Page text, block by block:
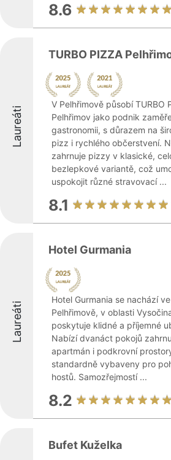
8.6
Laureáti
TURBO PIZZA
V Pelhřimově působí TURBO
Pelhřimov jako podnik
gastronomii, s důrazem na
pizz i rychlého občerstvení.
zahrnuje pizzy v klasické,
bezlepkové variantě, což
uspokojit různé stravovací ...
8.1
Laureáti
Hotel Gurmania
Hotel Gurmania se nachází
Pelhřimově, v oblasti
poskytuje klidné a příjemné
Nabízí dvanáct pokojů
apartmán i podkrovní
standardně vybaveny pro
hostů. Samozřejmostí ...
8.2
Bufet Kuželka